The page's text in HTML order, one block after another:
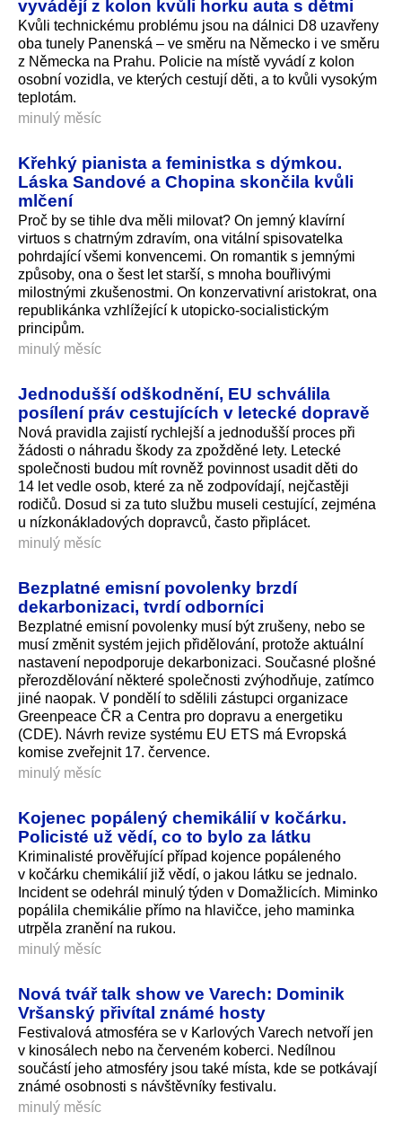
vyvádějí z kolon kvůli horku auta s dětmi
Kvůli technickému problému jsou na dálnici D8 uzavřeny
oba tunely Panenská – ve směru na Německo i ve směru
z Německa na Prahu. Policie na místě vyvádí z kolon
osobní vozidla, ve kterých cestují děti, a to kvůli vysokým
teplotám.
minulý měsíc
Křehký pianista a feministka s dýmkou.
Láska Sandové a Chopina skončila kvůli
mlčení
Proč by se tihle dva měli milovat? On jemný klavírní
virtuos s chatrným zdravím, ona vitální spisovatelka
pohrdající všemi konvencemi. On romantik s jemnými
způsoby, ona o šest let starší, s mnoha bouřlivými
milostnými zkušenostmi. On konzervativní aristokrat, ona
republikánka vzhlížející k utopicko-socialistickým
principům.
minulý měsíc
Jednodušší odškodnění, EU schválila
posílení práv cestujících v letecké dopravě
Nová pravidla zajistí rychlejší a jednodušší proces při
žádosti o náhradu škody za zpožděné lety. Letecké
společnosti budou mít rovněž povinnost usadit děti do
14 let vedle osob, které za ně zodpovídají, nejčastěji
rodičů. Dosud si za tuto službu museli cestující, zejména
u nízkonákladových dopravců, často připlácet.
minulý měsíc
Bezplatné emisní povolenky brzdí
dekarbonizaci, tvrdí odborníci
Bezplatné emisní povolenky musí být zrušeny, nebo se
musí změnit systém jejich přidělování, protože aktuální
nastavení nepodporuje dekarbonizaci. Současné plošné
přerozdělování některé společnosti zvýhodňuje, zatímco
jiné naopak. V pondělí to sdělili zástupci organizace
Greenpeace ČR a Centra pro dopravu a energetiku
(CDE). Návrh revize systému EU ETS má Evropská
komise zveřejnit 17. července.
minulý měsíc
Kojenec popálený chemikálií v kočárku.
Policisté už vědí, co to bylo za látku
Kriminalisté prověřující případ kojence popáleného
v kočárku chemikálií již vědí, o jakou látku se jednalo.
Incident se odehrál minulý týden v Domažlicích. Miminko
popálila chemikálie přímo na hlavičce, jeho maminka
utrpěla zranění na rukou.
minulý měsíc
Nová tvář talk show ve Varech: Dominik
Vršanský přivítal známé hosty
Festivalová atmosféra se v Karlových Varech netvoří jen
v kinosálech nebo na červeném koberci. Nedílnou
součástí jeho atmosféry jsou také místa, kde se potkávají
známé osobnosti s návštěvníky festivalu.
minulý měsíc